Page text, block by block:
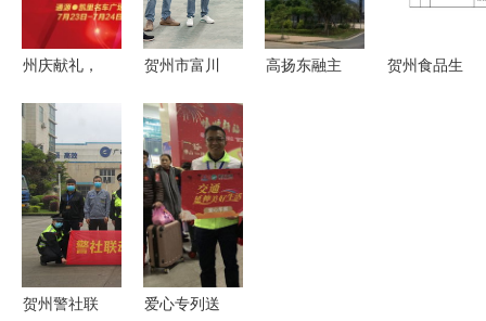
力共绘发展
州庆献礼，
——凯里通
源携手贵和
特约服务开
启汽车抢购
盛宴
贺州市富川
政协启
动“委员企
业服务
季”，精准
助力贺州企
业高质量发
高扬东融主
贺州食品生
贺州警社联 爱心专列送